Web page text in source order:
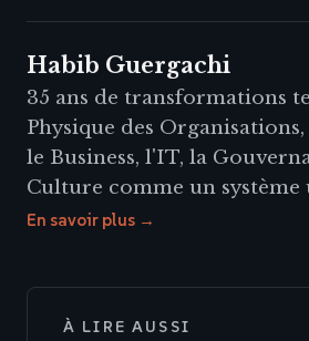
Habib Guergachi
35 ans de transformations
Physique des
le Business, l'IT, la
Culture comme un système
En savoir plus →
À LIRE AUSSI